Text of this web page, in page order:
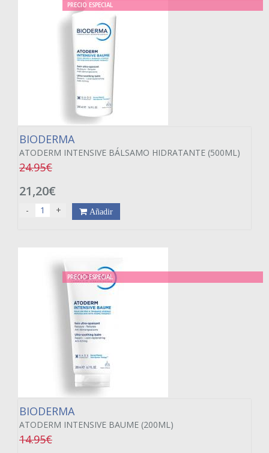
PRECIO ESPECIAL
BIODERMA
ATODERM INTENSIVE BÁLSAMO HIDRATANTE (500ML)
24.95€
21,20€
- + Añadir
PRECIO ESPECIAL
BIODERMA
ATODERM INTENSIVE BAUME (200ML)
14.95€